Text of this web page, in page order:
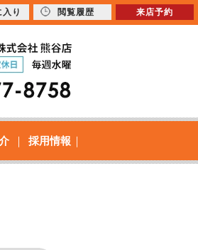
採用情報
入り 閲覧履歴 来店予約